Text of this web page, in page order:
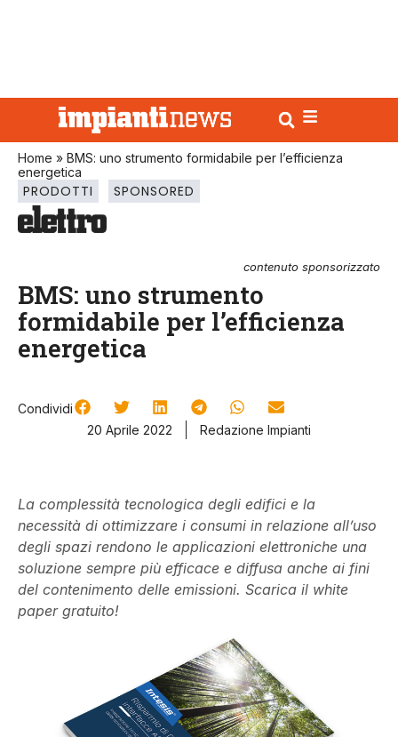
Home » BMS: uno strumento formidabile per l’efficienza
energetica
PRODOTTI SPONSORED
contenuto sponsorizzato
BMS: uno strumento
formidabile per l’efficienza
energetica
Condividi
20 Aprile 2022
Redazione Impianti
La complessità tecnologica degli edifici e la
necessità di ottimizzare i consumi in relazione all’uso
degli spazi rendono le applicazioni elettroniche una
soluzione sempre più efficace e diffusa anche ai fini
del contenimento delle emissioni. Scarica il white
paper gratuito!